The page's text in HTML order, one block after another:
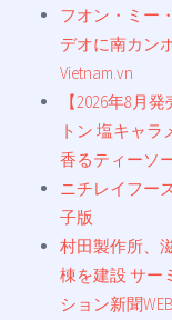
フオン・ミー
デオに南カン
Vietnam.vn
【2026年8月
トン 塩キャ
香るティーソ
ニチレイフー
子版
村田製作所、
棟を建設 サー
ション新聞WEB